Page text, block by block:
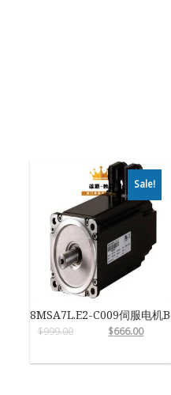
Sale!
8MSA7L.E2-C009伺服电机
$999.00 $666.00